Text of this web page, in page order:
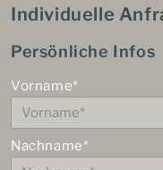
Individuelle
Persönliche Infos
Vorname*
Nachname*